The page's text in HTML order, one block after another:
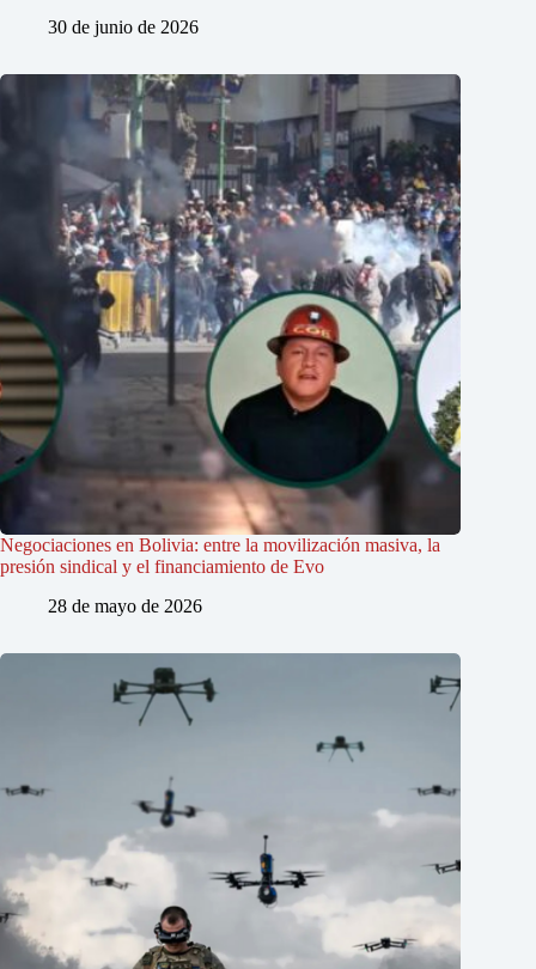
30 de junio de 2026
Negociaciones en Bolivia: entre la movilización masiva, la
presión sindical y el financiamiento de Evo
28 de mayo de 2026